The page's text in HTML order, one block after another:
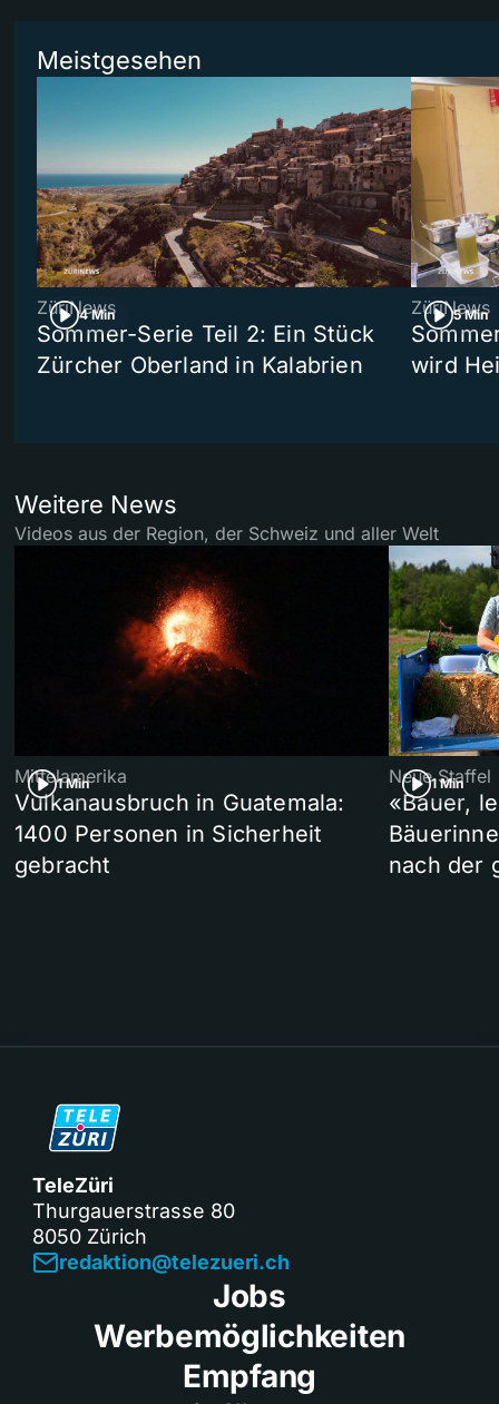
Meistgesehen
4 Min
ZüriNews
Sommer-Serie Teil 2: Ein Stück
Zürcher Oberland in Kalabrien
5 Min
ZüriNews
wird
Weitere News
Videos aus der Region, der Schweiz und aller Welt
1 Min
Mittelamerika
Vulkanausbruch in Guatemala:
1400 Personen in Sicherheit
gebracht
1 Min
Neue Staffel
«Bauer,
nach der
TeleZüri
Thurgauerstrasse 80
8050 Zürich
redaktion@telezueri.ch
Jobs
Werbemöglichkeiten
Empfang